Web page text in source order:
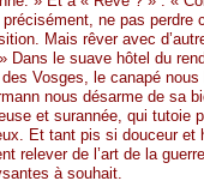
précisément, ne pas perdre
Mais rêver avec
Dans le suave hôtel du
Vosges, le canapé nous
nous désarme de sa
et surannée, qui tutoie
Et tant pis si douceur et
relever de l’art de la guerre,
à souhait.